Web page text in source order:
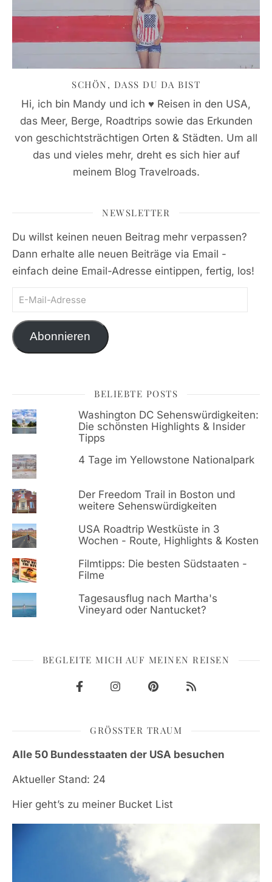
SCHÖN, DASS DU DA BIST
Hi, ich bin Mandy und ich ♥ Reisen in den USA,
das Meer, Berge, Roadtrips sowie das Erkunden
von geschichtsträchtigen Orten & Städten. Um all
das und vieles mehr, dreht es sich hier auf
meinem Blog Travelroads.
NEWSLETTER
Du willst keinen neuen Beitrag mehr verpassen?
Dann erhalte alle neuen Beiträge via Email -
einfach deine Email-Adresse eintippen, fertig, los!
E-Mail-Adresse
Abonnieren
BELIEBTE POSTS
Washington DC Sehenswürdigkeiten:
Die schönsten Highlights & Insider
Tipps
4 Tage im Yellowstone Nationalpark
Der Freedom Trail in Boston und
weitere Sehenswürdigkeiten
USA Roadtrip Westküste in 3
Wochen - Route, Highlights & Kosten
Filmtipps: Die besten Südstaaten -
Filme
Tagesausflug nach Martha's
Vineyard oder Nantucket?
BEGLEITE MICH AUF MEINEN REISEN
GRÖSSTER TRAUM
Alle 50 Bundesstaaten der USA besuchen
Aktueller Stand: 24
Hier geht’s zu meiner Bucket List